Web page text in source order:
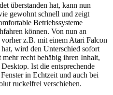
überstanden hat, kann nun
gewohnt schnell und zeigt
Betriebssysteme
können. Von nun an
z.B. mit einem Atari Falcon
wird den Unterschied sofort
recht behäbig ihren Inhalt,
Ist die entsprechende
in Echtzeit und auch bei
ruckelfrei verschieben.